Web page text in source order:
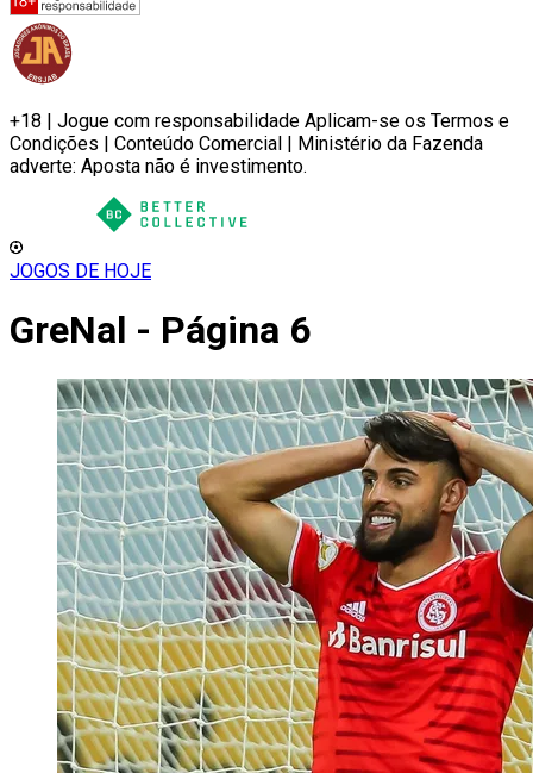
+18 | Jogue com responsabilidade Aplicam-se os Termos e
Condições | Conteúdo Comercial | Ministério da Fazenda
adverte: Aposta não é investimento.
JOGOS DE HOJE
GreNal - Página 6